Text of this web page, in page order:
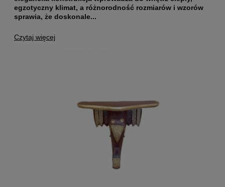
egzotyczny klimat, a różnorodność rozmiarów i wzorów
sprawia, że doskonale...
Czytaj więcej